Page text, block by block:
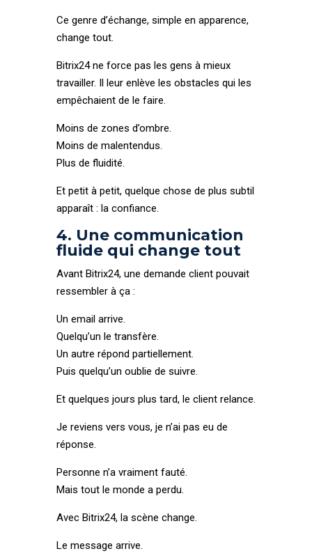
Ce genre d’échange, simple en apparence,
change tout.
Bitrix24 ne force pas les gens à mieux
travailler. Il leur enlève les obstacles qui les
empêchaient de le faire.
Moins de zones d’ombre.
Moins de malentendus.
Plus de fluidité.
Et petit à petit, quelque chose de plus subtil
apparaît : la confiance.
4. Une communication
fluide qui change tout
Avant Bitrix24, une demande client pouvait
ressembler à ça :
Un email arrive.
Quelqu’un le transfère.
Un autre répond partiellement.
Puis quelqu’un oublie de suivre.
Et quelques jours plus tard, le client relance.
Je reviens vers vous, je n’ai pas eu de
réponse.
Personne n’a vraiment fauté.
Mais tout le monde a perdu.
Avec Bitrix24, la scène change.
Le message arrive.